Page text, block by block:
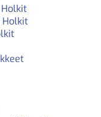
Holkit
Holkit